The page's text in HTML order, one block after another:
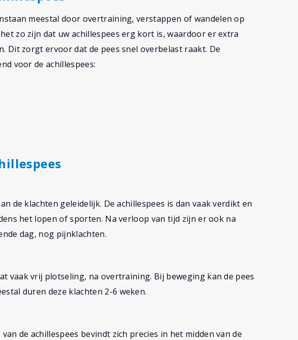
meestal door overtraining, verstappen of wandelen op
zo zijn dat uw achillespees erg kort is, waardoor er extra
Dit zorgt ervoor dat de pees snel overbelast raakt. De
voor de achillespees:
de klachten geleidelijk. De achillespees is dan vaak verdikt en
het lopen of sporten. Na verloop van tijd zijn er ook na
dag, nog pijnklachten.
vaak vrij plotseling, na overtraining. Bij beweging kan de pees
duren deze klachten 2-6 weken.
de achillespees bevindt zich precies in het midden van de